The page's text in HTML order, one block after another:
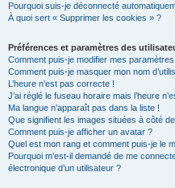
Pourquoi suis-je déconnecté
À quoi sert « Supprimer les cookies » ?
Préférences et paramètres des
Comment puis-je modifier mes
Comment puis-je masquer mon nom
L’heure n’est pas correcte !
J’ai réglé le fuseau horaire mais l’heure
Ma langue n’apparaît pas dans la liste !
Que signifient les images situées à côté
Comment puis-je afficher un avatar ?
Quel est mon rang et comment puis-je le
Pourquoi m’est-il demandé de me
électronique d’un utilisateur ?